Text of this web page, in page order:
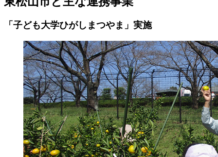
「子ども大学ひがしまつやま」実施